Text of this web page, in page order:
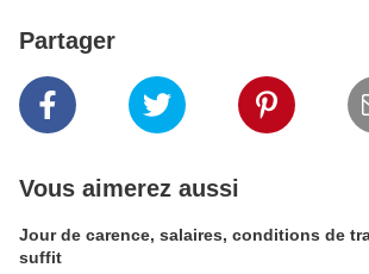
Partager
Vous aimerez aussi
Jour de carence, salaires, conditions de
suffit